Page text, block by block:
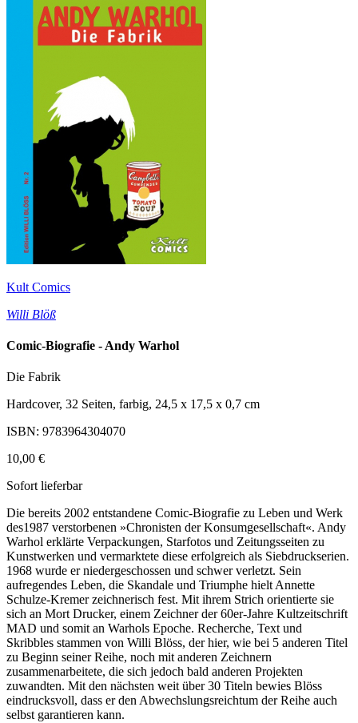
Kult Comics
Willi Blöß
Comic-Biografie - Andy Warhol
Die Fabrik
Hardcover, 32 Seiten, farbig, 24,5 x 17,5 x 0,7 cm
ISBN: 9783964304070
10,00 €
Sofort lieferbar
Die bereits 2002 entstandene Comic-Biografie zu Leben und Werk
des1987 verstorbenen »Chronisten der Konsumgesellschaft«. Andy
Warhol erklärte Verpackungen, Starfotos und Zeitungsseiten zu
Kunstwerken und vermarktete diese erfolgreich als Siebdruckserien.
1968 wurde er niedergeschossen und schwer verletzt. Sein
aufregendes Leben, die Skandale und Triumphe hielt Annette
Schulze-Kremer zeichnerisch fest. Mit ihrem Strich orientierte sie
sich an Mort Drucker, einem Zeichner der 60er-Jahre Kultzeitschrift
MAD und somit an Warhols Epoche. Recherche, Text und
Skribbles stammen von Willi Blöss, der hier, wie bei 5 anderen Titel
zu Beginn seiner Reihe, noch mit anderen Zeichnern
zusammenarbeitete, die sich jedoch bald anderen Projekten
zuwandten. Mit den nächsten weit über 30 Titeln bewies Blöss
eindrucksvoll, dass er den Abwechslungsreichtum der Reihe auch
selbst garantieren kann.